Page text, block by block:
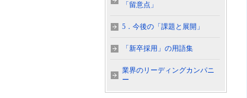
「留意点」
5．今後の「課題と展開」
「新卒採用」の用語集
業界のリーディングカンパニ
ー